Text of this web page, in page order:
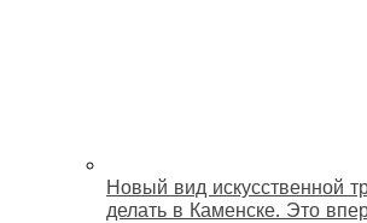
Новый вид искусственной
делать в Каменске. Это